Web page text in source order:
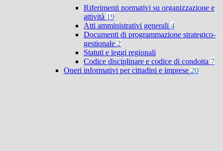
Riferimenti normativi su organizzazione e
attività 19
Atti amministrativi generali 4
Documenti di programmazione strategico-
gestionale 2
Statuti e leggi regionali
Codice disciplinare e codice di condotta 7
Oneri informativi per cittadini e imprese 20